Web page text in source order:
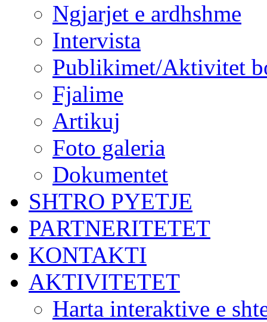
Ngjarjet e ardhshme
Intervista
Publikimet/Aktivitet
Fjalime
Artikuj
Foto galeria
Dokumentet
SHTRO PYETJE
PARTNERITETET
KONTAKTI
AKTIVITETET
Harta interaktive e